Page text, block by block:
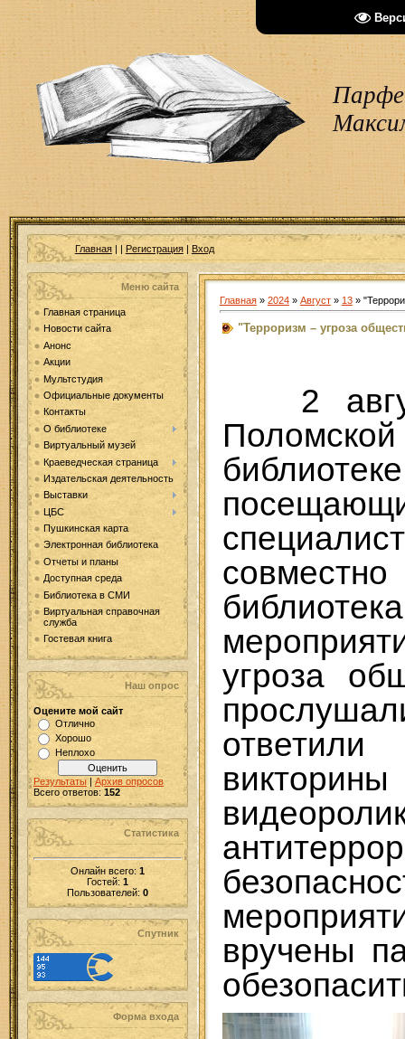
Главная| | Регистрация| Вход
Меню сайта
Главная страница
Новости сайта
Анонс
Акции
Мультстудия
Официальные документы
Контакты
О библиотеке
Виртуальный музей
Краеведческая страница
Издательская деятельность
Выставки
ЦБС
Пушкинская карта
Электронная библиотека
Отчеты и планы
Доступная среда
Библиотека в СМИ
Виртуальная справочная
служба
Гостевая книга
Наш опрос
Оцените мой сайт
Отлично
Хорошо
Неплохо
Результаты | Архив опросов
Всего ответов: 152
Статистика
Онлайн всего: 1
Гостей: 1
Пользователей: 0
Спутник
Форма входа
Главная» 2024 » Август » 13»
"Терроризм – угроза
2
угроза
вручены